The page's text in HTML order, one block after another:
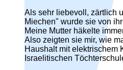
Als sehr liebevoll, zärtlich
Miechen" wurde sie von
Meine Mutter häkelte
Also zeigten sie mir, wie
Haushalt mit elektrischem
Israelitischen